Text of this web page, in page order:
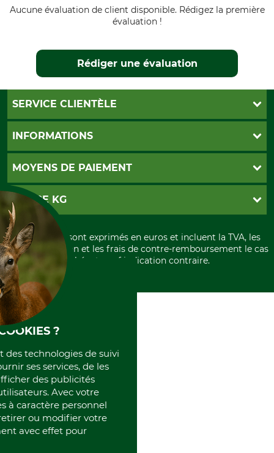
Aucune évaluation de client disponible. Rédigez la première
évaluation !
Rédiger une évaluation
SERVICE CLIENTÈLE
Foire aux questions
Paramètres des cookies
INFORMATIONS
CGV
Conditions d'annulation
Formulaire de rétraction
Politique de confidentialité
Élimination et environnement
Rétractation de votre commande
MOYENS DE PAIEMENT
PayPal
Carte de crédit
Paiement á l'avance
GRUBE KG
Histoire
International
Portrait
Qui sommes-nous
Tous les prix sont exprimés en euros et incluent la TVA, les
frais d'expédition et les frais de contre-remboursement le cas
échéant, sauf indication contraire.
?
des technologies de suivi
ses services, de les
des publicités
Avec votre
à caractère personnel
ou modifier votre
avec effet pour